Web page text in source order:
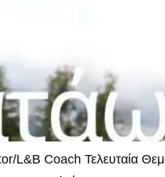
L&B Coach Τελευταία